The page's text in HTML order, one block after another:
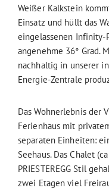
Weißer Kalkstein
Einsatz und hüllt das
eingelassenen Infinity-
angenehme 36° Grad.
nachhaltig in unserer
Energie-Zentrale
Das Wohnerlebnis der
Ferienhaus mit
separaten Einheiten:
Seehaus. Das Chalet
PRIESTEREGG Stil
zwei Etagen viel